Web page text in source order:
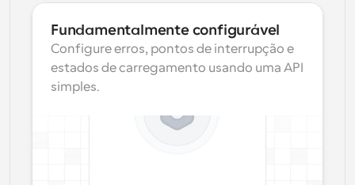
Fundamentalmente configurável
Configure erros, pontos de interrupção e
estados de carregamento usando uma API
simples.